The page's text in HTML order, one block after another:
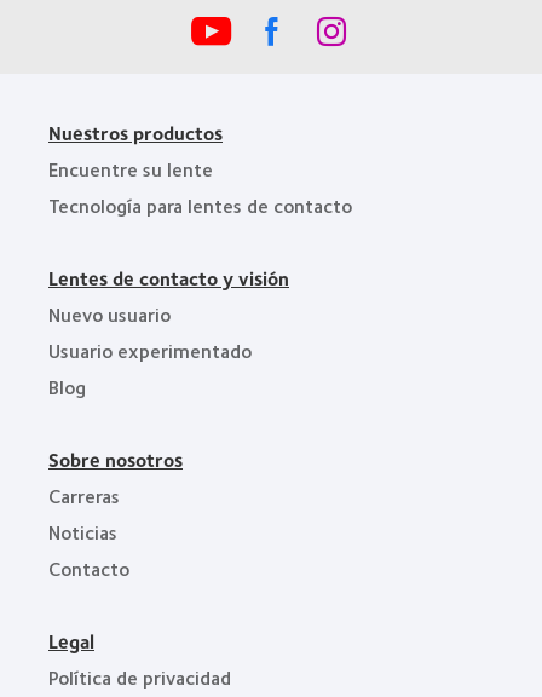
Nuestros productos
Encuentre su lente
Tecnología para lentes de contacto
Lentes de contacto y visión
Nuevo usuario
Usuario experimentado
Blog
Sobre nosotros
Carreras
Noticias
Contacto
Legal
Política de privacidad